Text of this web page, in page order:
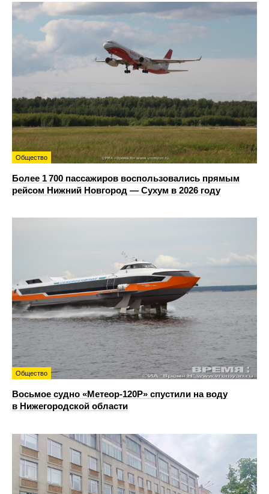
Общество
Более 1 700 пассажиров воспользовались прямым
рейсом Нижний Новгород — Сухум в 2026 году
Общество
Восьмое судно «Метеор-120Р» спустили на воду
в Нижегородской области